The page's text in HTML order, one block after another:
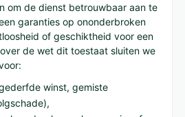
om de dienst betrouwbaar aan te
garanties op ononderbroken
of geschiktheid voor een
de wet dit toestaat sluiten we
winst, gemiste